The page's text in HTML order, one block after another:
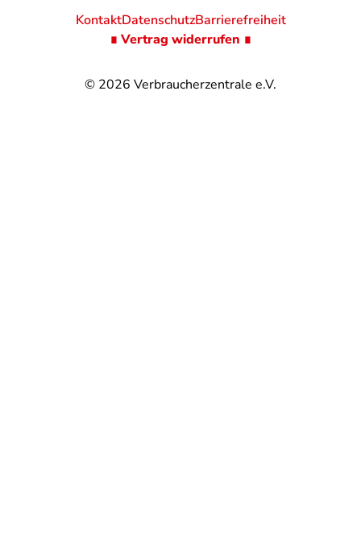
© 2026 Verbraucherzentrale e.V.
KontaktDatenschutzBarrierefreiheit
∎ Vertrag widerrufen ∎